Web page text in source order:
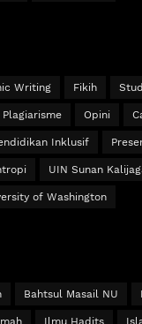
Writing Fikih
Plagiarisme Opini
Inklusif
UIN Sunan
of Washington
Bahtsul Masail NU
Ilmu Hadits